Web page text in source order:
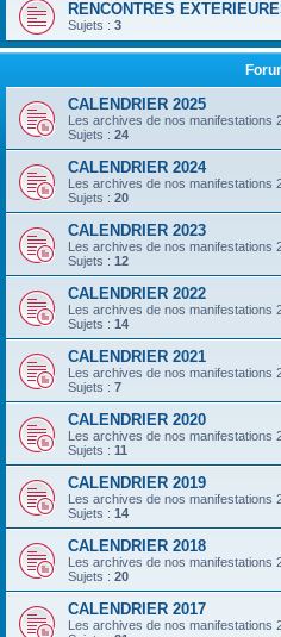
RENCONTRES
Sujets : 3
CALENDRIER 2025
Les archives de nos manifestations
Sujets : 24
CALENDRIER 2024
Les archives de nos manifestations
Sujets : 20
CALENDRIER 2023
Les archives de nos manifestations
Sujets : 12
CALENDRIER 2022
Les archives de nos manifestations
Sujets : 14
CALENDRIER 2021
Les archives de nos manifestations
Sujets : 7
CALENDRIER 2020
Les archives de nos manifestations
Sujets : 11
CALENDRIER 2019
Les archives de nos manifestations
Sujets : 14
CALENDRIER 2018
Les archives de nos manifestations
Sujets : 20
CALENDRIER 2017
Les archives de nos manifestations